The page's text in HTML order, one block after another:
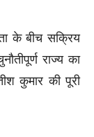
के बीच सक्रिय
राज्य का
कुमार की पूरी